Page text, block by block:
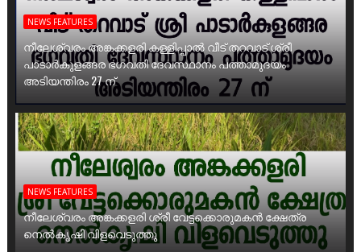
NEWS FEATURES
നീലേശ്വരം അങ്കക്കളരി കള്ളിപ്പാൽ വീട് തറവാട് ശ്രീ
പാടാർകുളങ്ങര ഭഗവതി ദേവസ്ഥാനം പത്താമുദയം
അടിയന്തിരം 27 ന്
NEWS FEATURES
നീലേശ്വരം അങ്കക്കളരി ശ്രീ വേട്ടക്കൊരുമകൻ ക്ഷേത്ര
നെൽകൃഷി വിളവെടുത്തു